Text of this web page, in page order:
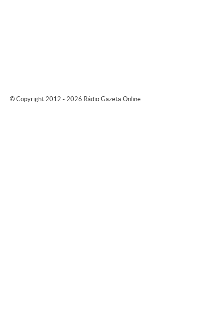
© Copyright 2012 - 2026 Rádio Gazeta Online